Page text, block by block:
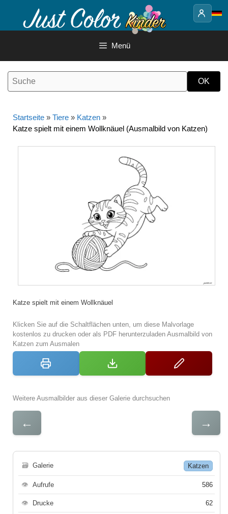
Inhalt
Menü
Startseite » Tiere » Katzen »
Katze spielt mit einem Wollknäuel (Ausmalbild von Katzen)
Katze spielt mit einem Wollknäuel
Klicken Sie auf die Schaltflächen unten, um diese Malvorlage
kostenlos zu drucken oder als PDF herunterzuladen Ausmalbild von
Katzen zum Ausmalen
Weitere Ausmalbilder aus dieser Galerie durchsuchen
← →
🗃 Galerie Katzen
👁 Aufrufe 586
👁 Drucke 62